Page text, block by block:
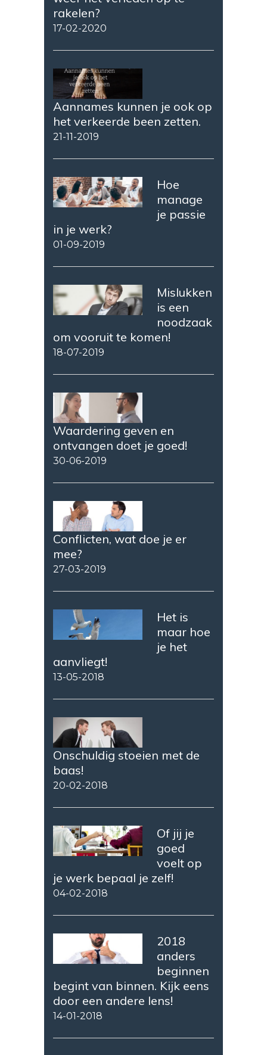
rakelen?
17-02-2020
Aannames kunnen je ook op
het verkeerde been zetten.
21-11-2019
Hoe
manage
je passie
in je werk?
01-09-2019
Mislukken
is een
noodzaak
om vooruit te komen!
18-07-2019
Waardering geven en
ontvangen doet je goed!
30-06-2019
Conflicten, wat doe je er
mee?
27-03-2019
Het is
maar hoe
je het
aanvliegt!
13-05-2018
Onschuldig stoeien met de
baas!
20-02-2018
Of jij je
goed
voelt op
je werk bepaal je zelf!
04-02-2018
2018
anders
beginnen
begint van binnen. Kijk eens
door een andere lens!
14-01-2018